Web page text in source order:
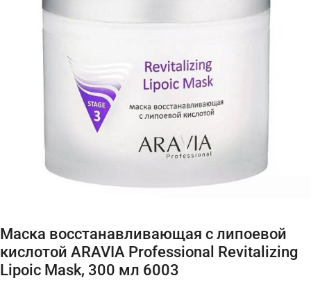
Маска восстанавливающая с липоевой
кислотой ARAVIA Professional Revitalizing
Lipoic Mask, 300 мл 6003